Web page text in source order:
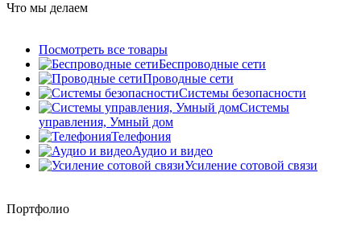
Что мы делаем
Посмотреть все товары
Беспроводные сети
Проводные сети
Системы безопасности
Системы
управления, Умный дом
Телефония
Аудио и видео
Усиление сотовой связи
Портфолио